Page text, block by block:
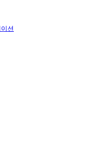
션